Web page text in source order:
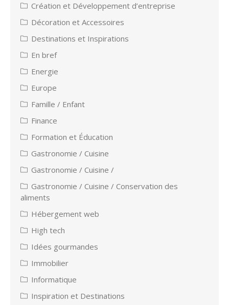
Création et Développement d’entreprise
Décoration et Accessoires
Destinations et Inspirations
En bref
Energie
Europe
Famille / Enfant
Finance
Formation et Éducation
Gastronomie / Cuisine
Gastronomie / Cuisine /
Gastronomie / Cuisine / Conservation des
aliments
Hébergement web
High tech
Idées gourmandes
Immobilier
Informatique
Inspiration et Destinations